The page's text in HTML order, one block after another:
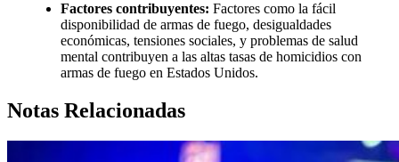
Factores contribuyentes: Factores como la fácil
disponibilidad de armas de fuego, desigualdades
económicas, tensiones sociales, y problemas de salud
mental contribuyen a las altas tasas de homicidios con
armas de fuego en Estados Unidos.
Notas Relacionadas